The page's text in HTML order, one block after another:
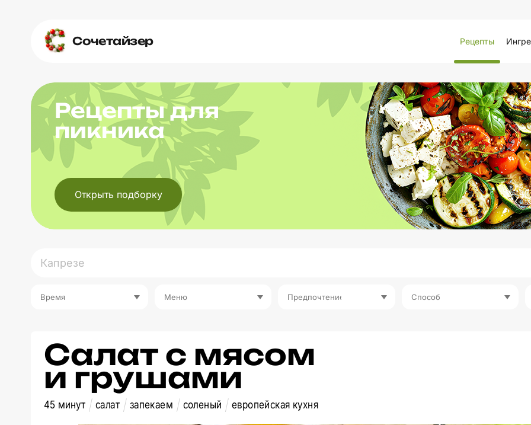
Сочетайзер Рецепты
Рецепты для
пикника
Открыть подборку
Время Меню Предпочтение Способ
Салат с мясом
и грушами
45 минут салат запекаем соленый европейская кухня